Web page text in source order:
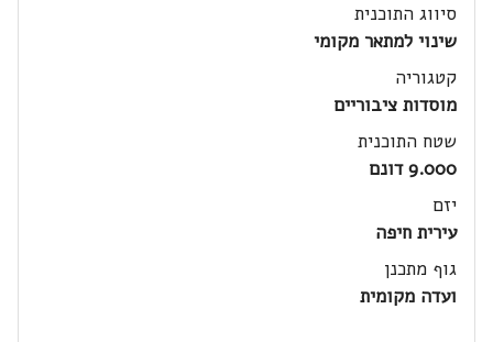
סיווג התוכנית
שינוי למתאר מקומי
קטגוריה
מוסדות ציבוריים
שטח התוכנית
9.000 דונם
יזם
עירית חיפה
גוף מתכנן
ועדה מקומית